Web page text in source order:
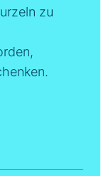
zu
.